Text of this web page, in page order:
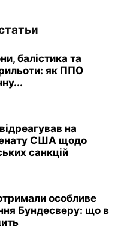
балістика та
як ППО
на
США щодо
санкцій
особливе
Бундесверу: що в